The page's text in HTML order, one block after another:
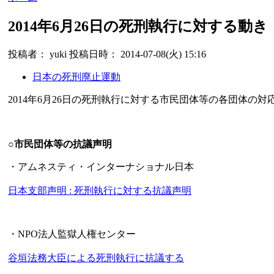
2014年6月26日の死刑執行に対する動き
投稿者： yuki 投稿日時： 2014-07-08(火) 15:16
日本の死刑廃止運動
2014年6月26日の死刑執行に対する市民団体等の各団体の対
○市民団体等の抗議声明
・アムネスティ・インターナショナル日本
日本支部声明 : 死刑執行に対する抗議声明
・NPO法人監獄人権センター
谷垣法務大臣による死刑執行に抗議する